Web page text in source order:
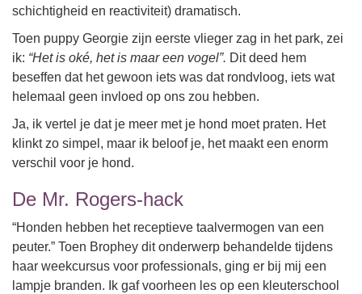
schichtigheid en reactiviteit) dramatisch.
Toen puppy Georgie zijn eerste vlieger zag in het park, zei
ik: “Het is oké, het is maar een vogel”. Dit deed hem
beseffen dat het gewoon iets was dat rondvloog, iets wat
helemaal geen invloed op ons zou hebben.
Ja, ik vertel je dat je meer met je hond moet praten. Het
klinkt zo simpel, maar ik beloof je, het maakt een enorm
verschil voor je hond.
De Mr. Rogers-hack
“Honden hebben het receptieve taalvermogen van een
peuter.” Toen Brophey dit onderwerp behandelde tijdens
haar weekcursus voor professionals, ging er bij mij een
lampje branden. Ik gaf voorheen les op een kleuterschool